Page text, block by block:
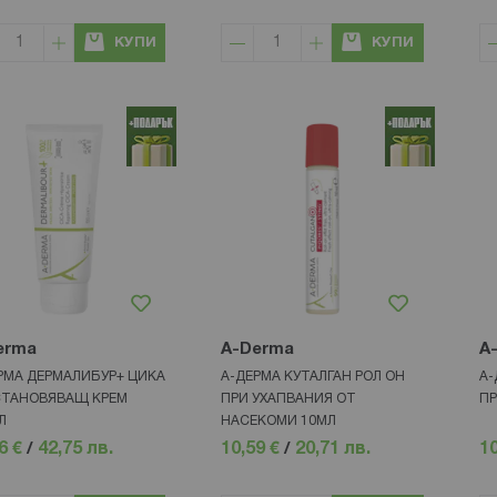
КУПИ КУПИ
ДЕРМАЛИБУР+ ЦИКА
КРЕМ
€ / 42,75 лв.
A-Derma
А-ДЕРМА КУТАЛГАН РОЛ ОН
ПРИ УХАПВАНИЯ ОТ
НАСЕКОМИ 10МЛ
10,59 € / 20,71 лв.
А-